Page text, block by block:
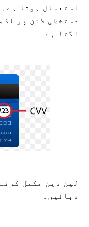
استعمال ہوتا
دستخطی لائن پر
لگتا ہے۔
لین دین مکمل
دبائیں۔